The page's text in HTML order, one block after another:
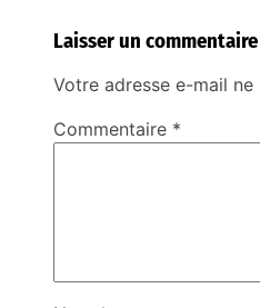
Laisser un commentaire
Votre adresse e-mail ne
Commentaire *